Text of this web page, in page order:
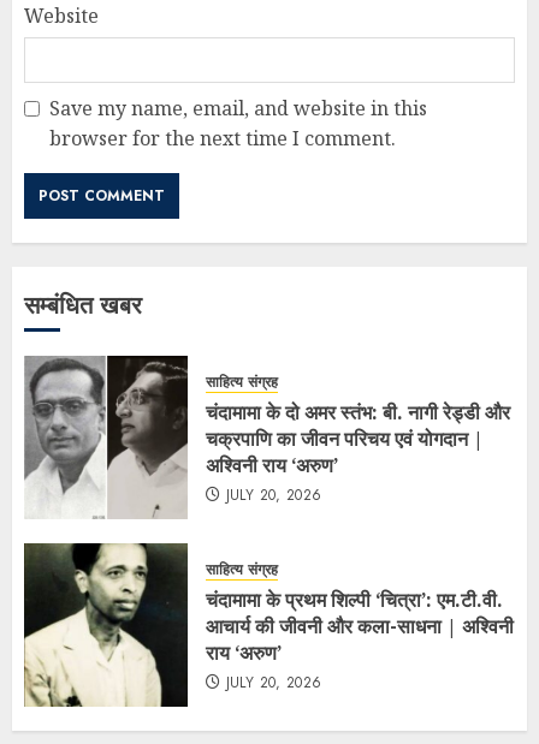
Website
Save my name, email, and website in this
browser for the next time I comment.
सम्बंधित खबर
साहित्य संग्रह
चंदामामा के दो अमर स्तंभ: बी. नागी रेड्डी और
चक्रपाणि का जीवन परिचय एवं योगदान |
अश्विनी राय ‘अरुण’
JULY 20, 2026
साहित्य संग्रह
चंदामामा के प्रथम शिल्पी ‘चित्रा’: एम.टी.वी.
आचार्य की जीवनी और कला-साधना | अश्विनी
राय ‘अरुण’
JULY 20, 2026